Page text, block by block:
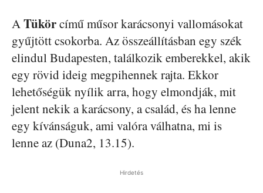
ATükörcímű műsor karácsonyi vallomásokat
gyűjtött csokorba. Az összeállításban egy szék
elindul Budapesten, találkozik emberekkel, akik
egy rövid ideig megpihennek rajta. Ekkor
lehetőségük nyílik arra, hogy elmondják, mit
jelent nekik a karácsony, a család, és ha lenne
egy kívánságuk, ami valóra válhatna, mi is
lenne az (Duna2, 13.15).
Hirdetés